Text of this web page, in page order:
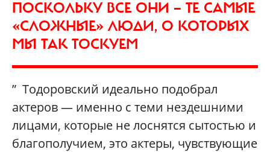
ПОСКОЛЬКУ ВСЕ ОНИ — ТЕ САМЫЕ
«СЛОЖНЫЕ» ЛЮДИ, О КОТОРЫХ
МЫ ТАК ТОСКУЕМ
” Тодоровский идеально подобрал
актеров — именно с теми нездешними
лицами, которые не лоснятся сытостью и
благополучием, это актеры, чувствующие